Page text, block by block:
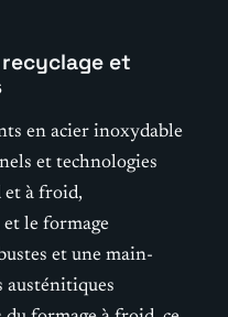
et
en acier inoxydable
et technologies
et à froid,
et le formage
et une main-
austénitiques